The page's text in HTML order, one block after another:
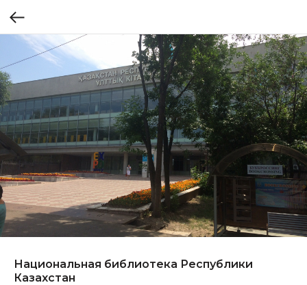
Национальная библиотека Республики
Казахстан